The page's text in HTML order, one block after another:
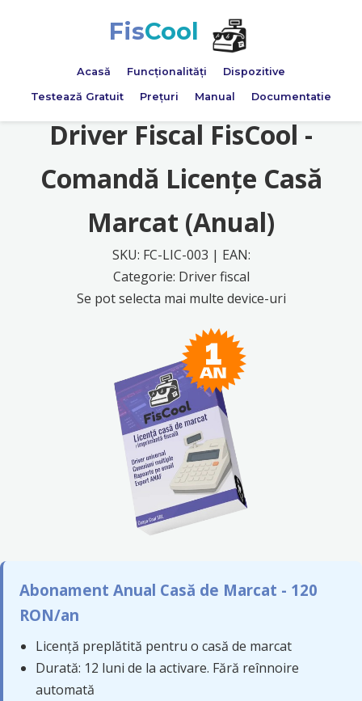
FisCool
Acasă Funcționalități Dispozitive
Testează Gratuit Prețuri Manual Documentatie
Driver Fiscal FisCool -
Comandă Licențe Casă
Marcat (Anual)
SKU: FC-LIC-003 | EAN:
Categorie: Driver fiscal
Se pot selecta mai multe device-uri
Abonament Anual Casă de Marcat - 120
RON/an
Licență preplătită pentru o casă de marcat
Durată: 12 luni de la activare. Fără reînnoire
automată